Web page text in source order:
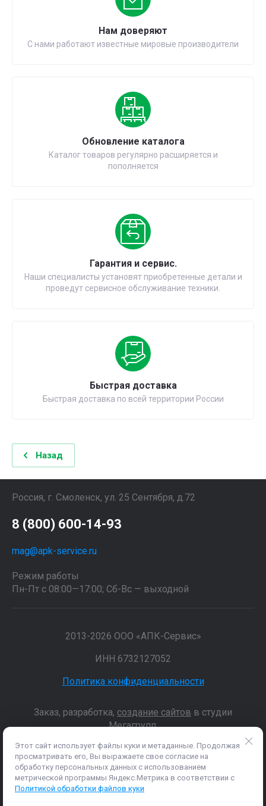
Нам доверяют
С нами работают известные мировые производители
Обновление каталога
Каталог товаров регулярно расширяется и
пополняется
Гарантия и сервис.
Наши специалисты установят приобретенные детали и
проведут сервисное обслуживание техники.
Быстрая доставка
Быстрая доставка по всей территории России
Назад
Россия, г. Смоленск, ул. 25 Сентября, д.72
8 (800) 600-14-93
mag@apk-service.ru
Режим работы
Пн-Пт с 08:00—17:00; Сб-Вс — выходной
2013-2026 ООО «АПК-Сервис»
ИНН 6732127052
Политика конфиденциальности
Заказ, разработка, создание сайтов в студии
Мегагрупп.
Данные о товарах и услугах, включая цены и технические
характеристики, представленные на сайте, не являются
публичной офертой, определяемой положениями Статьи 437 (2)
ГК РФ, а носят исключительно информационный характер. Для
Этот сайт использует файлы куки и метаданные. Продолжая
просматривать его, Вы выражаете свое согласие на
обработку персональных данных с использованием
метрической программы Яндекс.Метрика в соответствии с
Политикой обработки файлов куки